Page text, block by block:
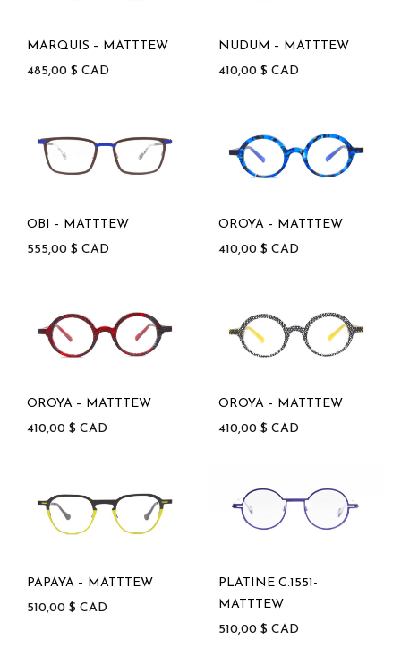
MARQUIS – MATTTEW
485,00 $ CAD
NUDUM – MATTTEW
410,00 $ CAD
OBI – MATTTEW
555,00 $ CAD
OROYA – MATTTEW
410,00 $ CAD
OROYA – MATTTEW
410,00 $ CAD
OROYA – MATTTEW
410,00 $ CAD
PAPAYA – MATTTEW
510,00 $ CAD
PLATINE C.1551-
MATTTEW
510,00 $ CAD